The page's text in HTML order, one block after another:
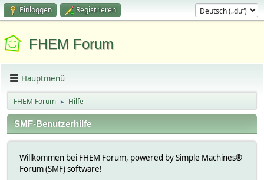
Einloggen Registrieren
FHEM Forum
Hauptmenü
FHEM Forum ► Hilfe
SMF-Benutzerhilfe
Willkommen bei FHEM Forum, powered by Simple Machines®
Forum (SMF) software!